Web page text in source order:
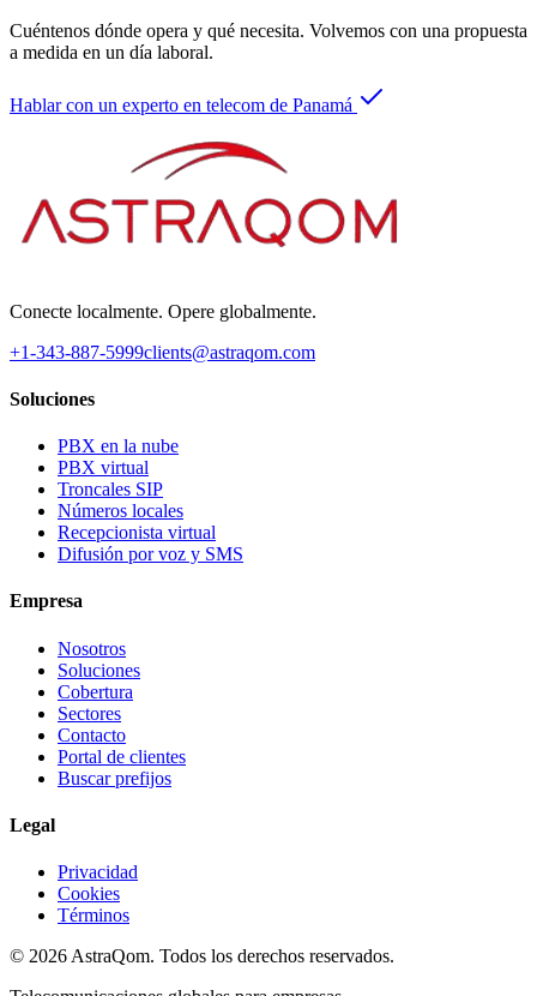
Cuéntenos dónde opera y qué necesita. Volvemos con una propuesta
a medida en un día laboral.
Hablar con un experto en telecom de Panamá
Conecte localmente. Opere globalmente.
+1-343-887-5999clients@astraqom.com
Soluciones
PBX en la nube
PBX virtual
Troncales SIP
Números locales
Recepcionista virtual
Difusión por voz y SMS
Empresa
Nosotros
Soluciones
Cobertura
Sectores
Contacto
Portal de clientes
Buscar prefijos
Legal
Privacidad
Cookies
Términos
© 2026 AstraQom. Todos los derechos reservados.